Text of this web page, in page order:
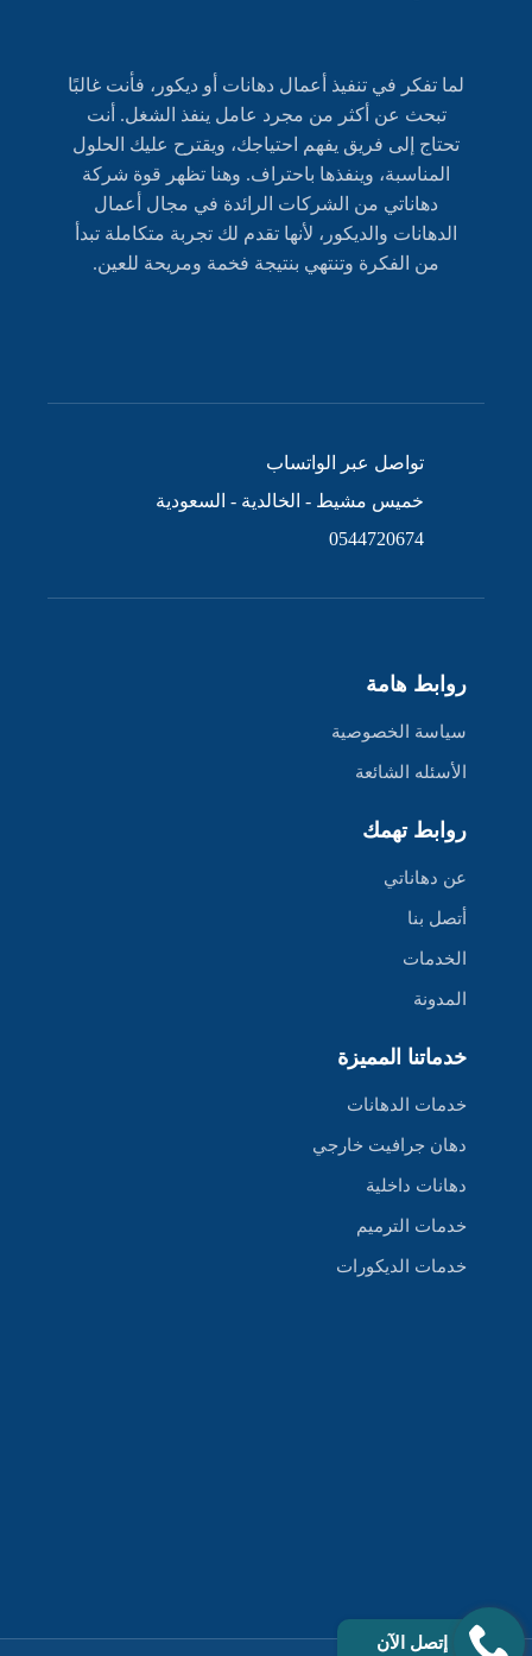
لما تفكر في تنفيذ أعمال دهانات أو ديكور، فأنت غالبًا
تبحث عن أكثر من مجرد عامل ينفذ الشغل. أنت
تحتاج إلى فريق يفهم احتياجك، ويقترح عليك الحلول
المناسبة، وينفذها باحتراف. وهنا تظهر قوة شركة
دهاناتي من الشركات الرائدة في مجال أعمال
الدهانات والديكور، لأنها تقدم لك تجربة متكاملة تبدأ
من الفكرة وتنتهي بنتيجة فخمة ومريحة للعين.
تواصل عبر الواتساب
خميس مشيط - الخالدية - السعودية
0544720674
روابط هامة
سياسة الخصوصية
الأسئله الشائعة
روابط تهمك
عن دهاناتي
أتصل بنا
الخدمات
المدونة
خدماتنا المميزة
خدمات الدهانات
دهان جرافيت خارجي
دهانات داخلية
خدمات الترميم
خدمات الديكورات
إتصل الآن